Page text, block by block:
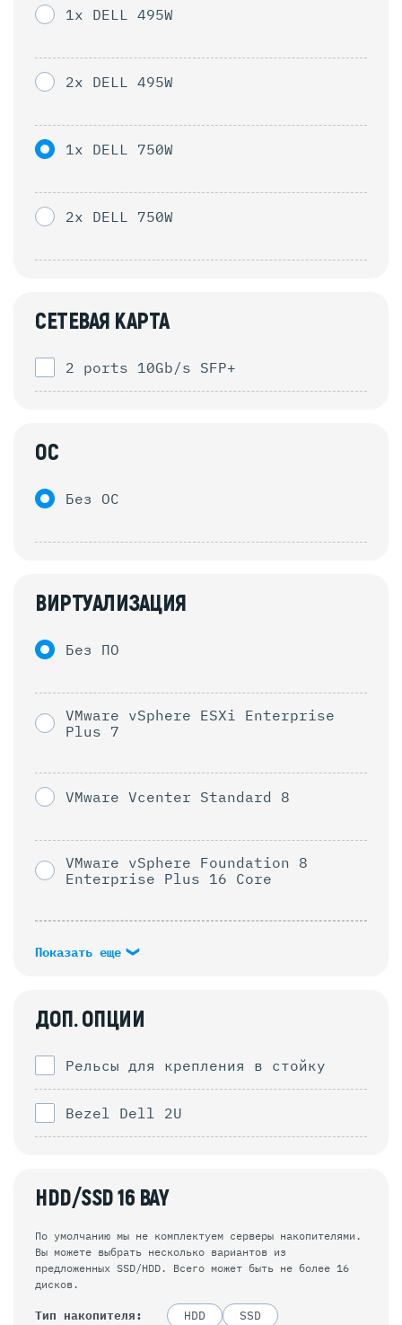
1x DELL 495W
2x DELL 495W
1x DELL 750W
2x DELL 750W
СЕТЕВАЯ КАРТА
2 ports 10Gb/s SFP+
ОС
Без ОС
ВИРТУАЛИЗАЦИЯ
Без ПО
VMware vSphere ESXi Enterprise
Plus 7
VMware Vcenter Standard 8
VMware vSphere Foundation 8
Enterprise Plus 16 Core
Показать еще
ДОП. ОПЦИИ
Рельсы для крепления в стойку
Bezel Dell 2U
HDD/SSD 16 BAY
По умолчанию мы не комплектуем серверы накопителями.
Вы можете выбрать несколько вариантов из
предложенных SSD/HDD. Всего может быть не более 16
дисков.
Тип накопителя HDD SSD